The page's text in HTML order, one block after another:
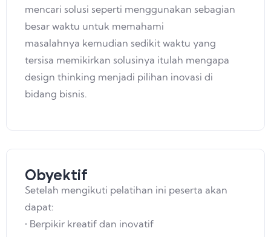
mencari solusi seperti menggunakan sebagian
besar waktu untuk memahami
masalahnya kemudian sedikit waktu yang
tersisa memikirkan solusinya itulah mengapa
design thinking menjadi pilihan inovasi di
bidang bisnis.
Obyektif
Setelah mengikuti pelatihan ini peserta akan
dapat:
• Berpikir kreatif dan inovatif